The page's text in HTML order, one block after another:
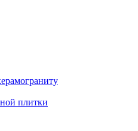
плитки